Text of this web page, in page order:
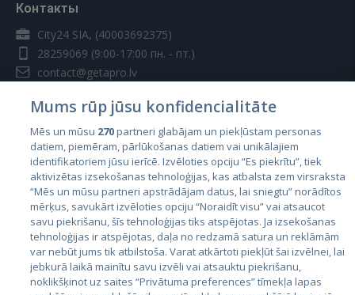
Контакты
City24 SIA, (40003692375)
28259069 (9:00-17:00 пн. - пт.)
contact@getapro.lv
Страны
Эстония
Латвия
Литва
Mums rūp jūsu konfidencialitāte
Mēs un mūsu 270partneri glabājam un piekļūstam personas
datiem, piemēram, pārlūkošanas datiem vai unikālajiem
identifikatoriem jūsu ierīcē. Izvēloties opciju “Es piekrītu”, tiek
aktivizētas izsekošanas tehnoloģijas, kas atbalsta zem virsraksta
“Mēs un mūsu partneri apstrādājam datus, lai sniegtu” norādītos
mērķus, savukārt izvēloties opciju “Noraidīt visu” vai atsaucot
savu piekrišanu, šīs tehnoloģijas tiks atspējotas. Ja izsekošanas
tehnoloģijas ir atspējotas, daļa no redzamā satura un reklāmām
var nebūt jums tik atbilstoša. Varat atkārtoti piekļūt šai izvēlnei, lai
jebkurā laikā mainītu savu izvēli vai atsauktu piekrišanu,
noklikšķinot uz saites “Privātuma preferences” tīmekļa lapas